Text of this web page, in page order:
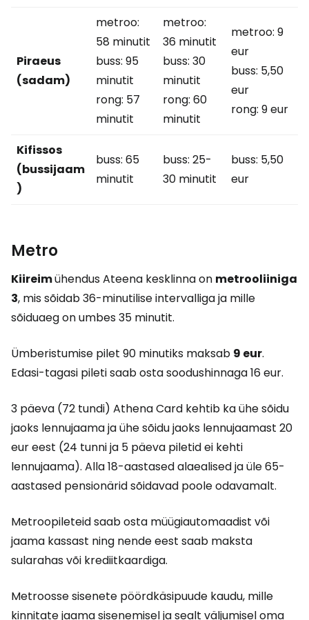
Piraeus
(sadam)
metroo:
58 minutit
buss: 95
minutit
rong: 57
minutit
metroo:
36 minutit
buss: 30
minutit
rong: 60
minutit
metroo: 9
eur
buss: 5,50
eur
rong: 9 eur
Kifissos
(bussijaam
)
buss: 65
minutit
buss: 25-
30 minutit
buss: 5,50
eur
Metro
Kiireimühendus Ateena kesklinna on metrooliiniga
3, mis sõidab 36-minutilise intervalliga ja mille
sõiduaeg on umbes 35 minutit.
Ümberistumise pilet 90 minutiks maksab 9 eur.
Edasi-tagasi pileti saab osta soodushinnaga 16 eur.
3 päeva (72 tundi) Athena Card kehtib ka ühe sõidu
jaoks lennujaama ja ühe sõidu jaoks lennujaamast 20
eur eest (24 tunni ja 5 päeva piletid ei kehti
lennujaama). Alla 18-aastased alaealised ja üle 65-
aastased pensionärid sõidavad poole odavamalt.
Metroopileteid saab osta müügiautomaadist või
jaama kassast ning nende eest saab maksta
sularahas või krediitkaardiga.
Metroosse sisenete pöördkäsipuude kaudu, mille
kinnitate jaama sisenemisel ja sealt väljumisel oma